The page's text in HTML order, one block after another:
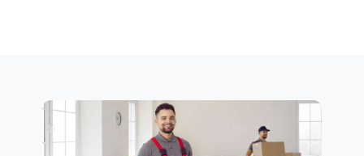
Tragehilfe